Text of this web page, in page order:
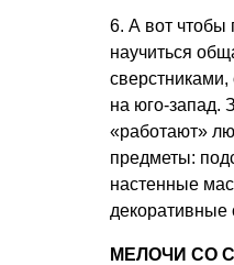
6. А вот чтобы
научиться
на юго-запад.
«работают»
предметы:
настенные
декоративные
МЕЛОЧИ СО